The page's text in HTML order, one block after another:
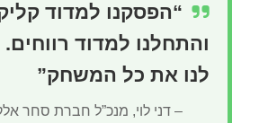
“הפסקנו למדוד
והתחלנו למדוד
לנו את כל המשחק”
– דני לוי, מנכ”ל חברת סחר